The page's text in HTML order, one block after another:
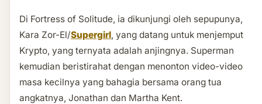
Di Fortress of Solitude, ia dikunjungi oleh sepupunya,
Kara Zor-El/Supergirl, yang datang untuk menjemput
Krypto, yang ternyata adalah anjingnya. Superman
kemudian beristirahat dengan menonton video-video
masa kecilnya yang bahagia bersama orang tua
angkatnya, Jonathan dan Martha Kent.